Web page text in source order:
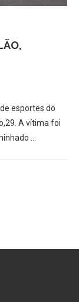
esportes do
A vítima foi
…